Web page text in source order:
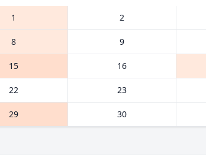
1 2
8 9
15 16
22 23
29 30